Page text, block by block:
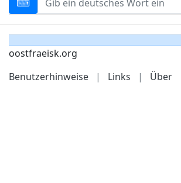
oostfraeisk.org
Benutzerhinweise
| Links | Über